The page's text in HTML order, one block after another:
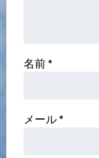
名前*
メール*